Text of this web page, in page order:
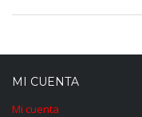
MI CUENTA
Mi cuenta